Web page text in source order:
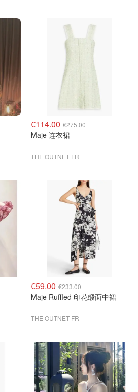
€114.00 €275.00
Maje 连衣裙
THE OUTNET FR
€59.00 €233.00
Maje Ruffled 印花缎面中裙
THE OUTNET FR